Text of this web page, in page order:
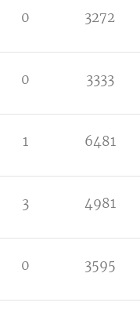
0 3272
0 3333
1 6481
3 4981
0 3595